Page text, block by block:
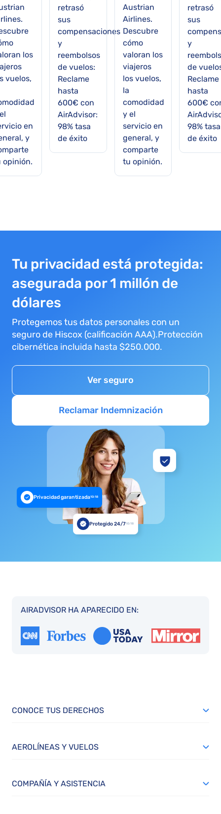
los
vuelos,
en
y
opinión.
retrasó
sus
compensaciones
y
reembolsos
de vuelos:
Reclame
hasta
600€ con
AirAdvisor:
98% tasa
de éxito
Austrian
Airlines.
Descubre
cómo
valoran los
viajeros
los vuelos,
la
comodidad
y el
servicio en
general, y
comparte
tu opinión.
retrasó
sus
y
de
Reclame
hasta
600€
98% tasa
de éxito
Tu privacidad está protegida:
asegurada por 1 millón de
dólares
Protegemos tus datos personales con un
seguro de Hiscox (calificación AAA).Protección
cibernética incluida hasta $250.000.
Ver seguro
Reclamar Indemnización
Privacidad garantizada10:18
Protegido 24/710:18
AIRADVISOR HA APARECIDO EN:
CONOCE TUS DERECHOS
AEROLÍNEAS Y VUELOS
COMPAÑÍA Y ASISTENCIA